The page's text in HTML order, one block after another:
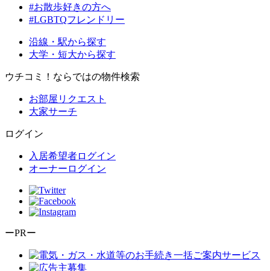
#お散歩好きの方へ
#LGBTQフレンドリー
沿線・駅から探す
大学・短大から探す
ウチコミ！ならではの物件検索
お部屋リクエスト
大家サーチ
ログイン
入居希望者ログイン
オーナーログイン
ーPRー